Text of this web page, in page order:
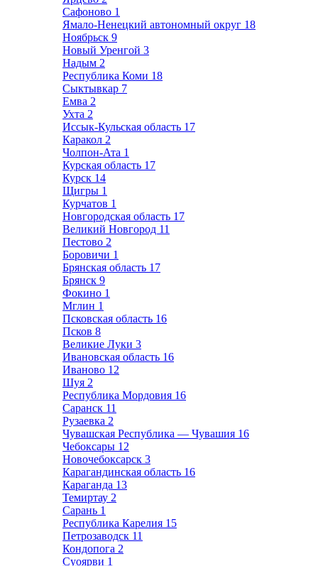
Сафоново 1
Ямало-Ненецкий автономный округ 18
Ноябрьск 9
Новый Уренгой 3
Надым 2
Республика Коми 18
Сыктывкар 7
Емва 2
Ухта 2
Иссык-Кульская область 17
Каракол 2
Чолпон-Ата 1
Курская область 17
Курск 14
Щигры 1
Курчатов 1
Новгородская область 17
Великий Новгород 11
Пестово 2
Боровичи 1
Брянская область 17
Брянск 9
Фокино 1
Мглин 1
Псковская область 16
Псков 8
Великие Луки 3
Ивановская область 16
Иваново 12
Шуя 2
Республика Мордовия 16
Саранск 11
Рузаевка 2
Чувашская Республика — Чувашия 16
Чебоксары 12
Новочебоксарск 3
Карагандинская область 16
Караганда 13
Темиртау 2
Сарань 1
Республика Карелия 15
Петрозаводск 11
Кондопога 2
Суоярви 1